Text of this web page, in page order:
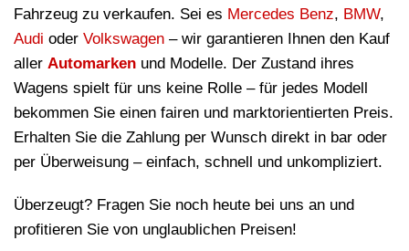
Fahrzeug zu verkaufen. Sei es Mercedes Benz, BMW,
Audi oder Volkswagen – wir garantieren Ihnen den Kauf
aller Automarken und Modelle. Der Zustand ihres
Wagens spielt für uns keine Rolle – für jedes Modell
bekommen Sie einen fairen und marktorientierten Preis.
Erhalten Sie die Zahlung per Wunsch direkt in bar oder
per Überweisung – einfach, schnell und unkompliziert.
Überzeugt? Fragen Sie noch heute bei uns an und
profitieren Sie von unglaublichen Preisen!